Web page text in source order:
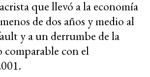
que llevó a la economía
de dos años y medio al
y a un derrumbe de la
comparable con el